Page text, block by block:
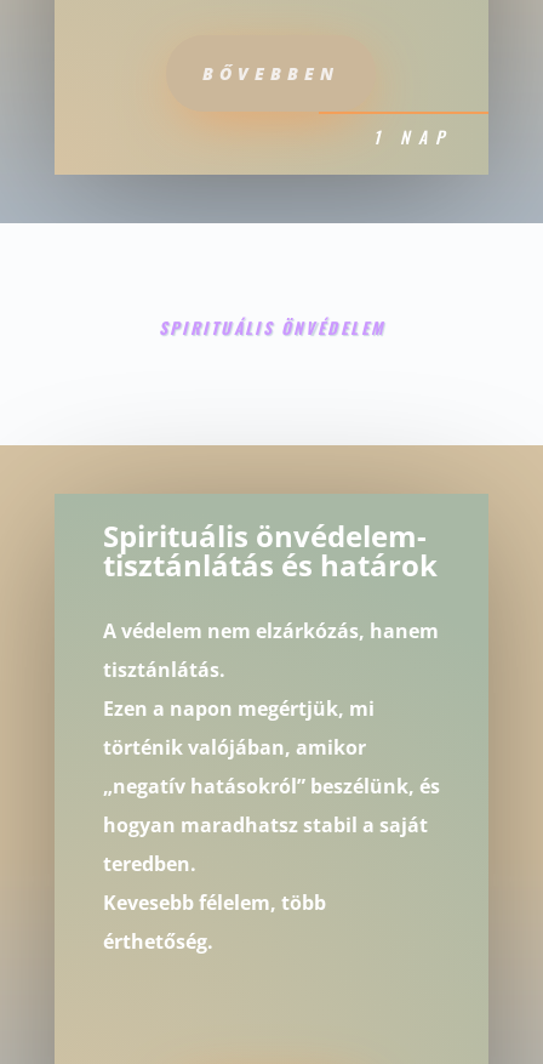
BŐVEBBEN
1 NAP
SPIRITUÁLIS ÖNVÉDELEM
Spirituális önvédelem-
tisztánlátás és határok
A védelem nem elzárkózás, hanem
tisztánlátás.
Ezen a napon megértjük, mi
történik valójában, amikor
„negatív hatásokról” beszélünk, és
hogyan maradhatsz stabil a saját
teredben.
Kevesebb félelem, több
érthetőség.